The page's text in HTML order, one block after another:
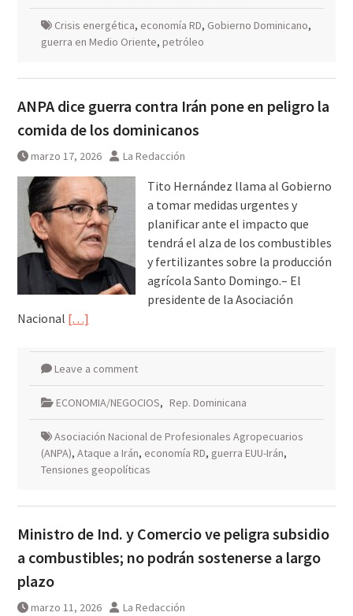
Crisis energética, economía RD, Gobierno Dominicano,
guerra en Medio Oriente, petróleo
ANPA dice guerra contra Irán pone en peligro la
comida de los dominicanos
marzo 17, 2026 La Redacción
Tito Hernández llama al Gobierno
a tomar medidas urgentes y
planificar ante el impacto que
tendrá el alza de los combustibles
y fertilizantes sobre la producción
agrícola Santo Domingo.– El
presidente de la Asociación
Nacional […]
Leave a comment
ECONOMIA/NEGOCIOS, Rep. Dominicana
Asociación Nacional de Profesionales Agropecuarios
(ANPA), Ataque a Irán, economía RD, guerra EUU-Irán,
Tensiones geopolíticas
Ministro de Ind. y Comercio ve peligra subsidio
a combustibles; no podrán sostenerse a largo
plazo
marzo 11, 2026 La Redacción